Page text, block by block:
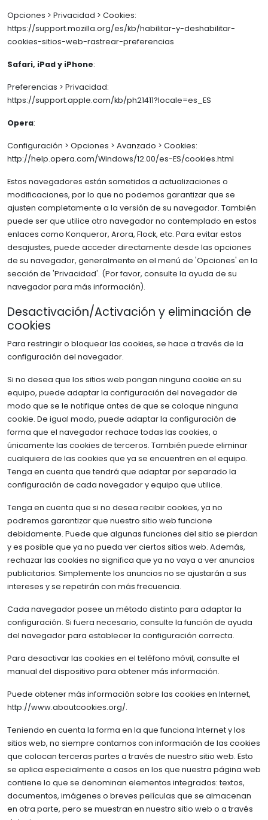
Opciones > Privacidad > Cookies:
https://support.mozilla.org/es/kb/habilitar-y-deshabilitar-
cookies-sitios-web-rastrear-preferencias
Safari, iPad y iPhone:
Preferencias > Privacidad:
https://support.apple.com/kb/ph21411?locale=es_ES
Opera:
Configuración > Opciones > Avanzado > Cookies:
http://help.opera.com/Windows/12.00/es-ES/cookies.html
Estos navegadores están sometidos a actualizaciones o
modificaciones, por lo que no podemos garantizar que se
ajusten completamente a la versión de su navegador. También
puede ser que utilice otro navegador no contemplado en estos
enlaces como Konqueror, Arora, Flock, etc. Para evitar estos
desajustes, puede acceder directamente desde las opciones
de su navegador, generalmente en el menú de 'Opciones' en la
sección de 'Privacidad'. (Por favor, consulte la ayuda de su
navegador para más información).
Desactivación/Activación y eliminación de
cookies
Para restringir o bloquear las cookies, se hace a través de la
configuración del navegador.
Si no desea que los sitios web pongan ninguna cookie en su
equipo, puede adaptar la configuración del navegador de
modo que se le notifique antes de que se coloque ninguna
cookie. De igual modo, puede adaptar la configuración de
forma que el navegador rechace todas las cookies, o
únicamente las cookies de terceros. También puede eliminar
cualquiera de las cookies que ya se encuentren en el equipo.
Tenga en cuenta que tendrá que adaptar por separado la
configuración de cada navegador y equipo que utilice.
Tenga en cuenta que si no desea recibir cookies, ya no
podremos garantizar que nuestro sitio web funcione
debidamente. Puede que algunas funciones del sitio se pierdan
y es posible que ya no pueda ver ciertos sitios web. Además,
rechazar las cookies no significa que ya no vaya a ver anuncios
publicitarios. Simplemente los anuncios no se ajustarán a sus
intereses y se repetirán con más frecuencia.
Cada navegador posee un método distinto para adaptar la
configuración. Si fuera necesario, consulte la función de ayuda
del navegador para establecer la configuración correcta.
Para desactivar las cookies en el teléfono móvil, consulte el
manual del dispositivo para obtener más información.
Puede obtener más información sobre las cookies en Internet,
http://www.aboutcookies.org/.
Teniendo en cuenta la forma en la que funciona Internet y los
sitios web, no siempre contamos con información de las cookies
que colocan terceras partes a través de nuestro sitio web. Esto
se aplica especialmente a casos en los que nuestra página web
contiene lo que se denominan elementos integrados: textos,
documentos, imágenes o breves películas que se almacenan
en otra parte, pero se muestran en nuestro sitio web o a través